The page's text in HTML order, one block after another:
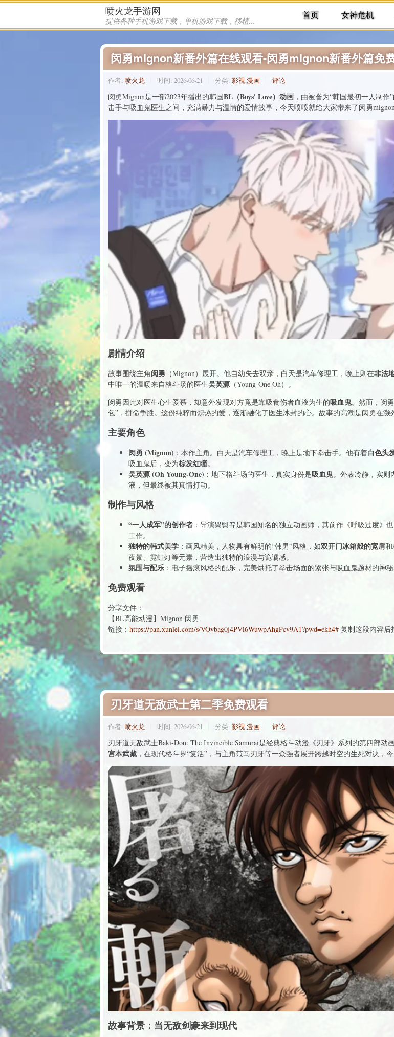
喷火龙手游网
提供各种手机游戏下载，单机游戏下载，移植游戏下载
首页 女神危机
分类 漫画 下的文章
闵勇mignon新番外篇在线观看-闵勇mignon新番外篇免
作者: 喷火龙 时间: 2026-06-21 分类: 影视,漫画 评论
闵勇Mignon是一部2023年播出的韩国BL（Boys' Love）动画 ，由被誉为“韩国最初一人制作
击手与吸血鬼医生之间，充满暴力与温情的爱情故事，今天喷喷就给大家带来了闵勇mignon
剧情介绍
故事围绕主角闵勇 （Mignon）展开。他自幼失去双亲，白天是汽车修理工，晚上则在非法
中唯一的温暖来自格斗场的医生吴英源（Young-One Oh）。
闵勇因此对医生心生爱慕，却意外发现对方竟是靠吸食伤者血液为生的吸血鬼。然而，闵
包”，拼命争胜。这份纯粹而炽热的爱，逐渐融化了医生冰封的心。故事的高潮是闵勇在
主要角色
闵勇 (Mignon) ：本作主角。白天是汽车修理工，晚上是地下拳击手。他有着白色头
吸血鬼后，变为棕发红瞳。
吴英源 (Oh Young-One) ：地下格斗场的医生，真实身份是吸血鬼。外表冷静，实则
液，但最终被其真情打动。
制作与风格
“一人成军”的创作者 ：导演뿡빵뀨是韩国知名的独立动画师，其前作《呼吸过度》
工作。
独特的韩式美学 ：画风精美，人物具有鲜明的“韩男”风格，如双开门冰箱般的宽肩
夜景、霓虹灯等元素，营造出独特的浪漫与诡谲感。
氛围与配乐 ：电子摇滚风格的配乐，完美烘托了拳击场面的紧张与吸血鬼题材的神秘
免费观看
分享文件：
【BL高能动漫】Mignon 闵勇
链接： https://pan.xunlei.com/s/VOvbag0j4PVl6WuwpAhgPcv9A1?pwd=ekh4# 复制这段内容后
刃牙道无敌武士第二季免费观看
作者: 喷火龙 时间: 2026-06-21 分类: 影视,漫画 评论
刃牙道无敌武士Baki-Dou: The Invincible Samurai是经典格斗动漫《刃牙》系列的第四部
宫本武藏 ，在现代格斗界“复活”，与主角范马刃牙等一众强者展开跨越时空的生死对决，
故事背景：当无敌剑豪来到现代